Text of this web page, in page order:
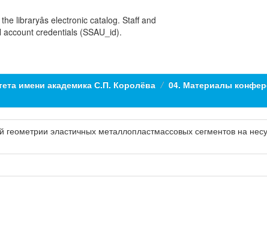
libraryâs electronic catalog. Staff and
credentials (SSAU_id).
имени академика С.П. Королёва
04. Материалы
эластичных металлопластмассовых сегментов на